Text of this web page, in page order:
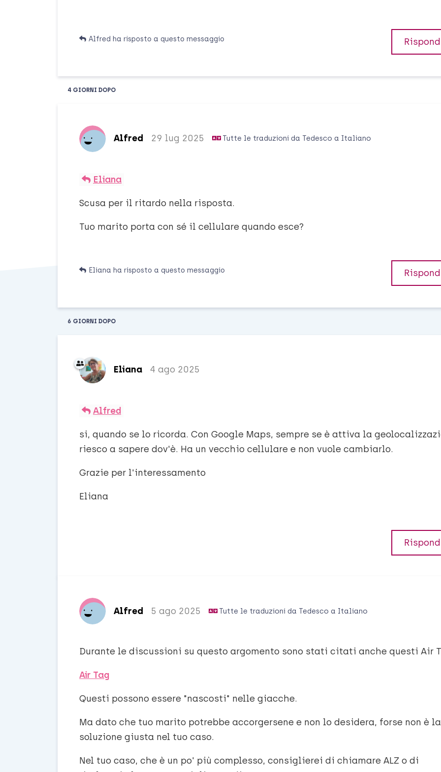
Alfred ha risposto a questo messaggio
4 GIORNI DOPO
Alfred 29 lug 2025 Tutte le traduzioni da Tedesco a Italiano
Eliana
Scusa per il ritardo nella risposta.
Tuo marito porta con sé il cellulare quando esce?
Eliana ha risposto a questo messaggio
6 GIORNI DOPO
Eliana 4 ago 2025
Alfred
si, quando se lo ricorda. Con Google Maps, sempre se è attiva la
riesco a sapere dov'è. Ha un vecchio cellulare e non vuole cambiarlo.
Grazie per l'interessamento
Eliana
Alfred 5 ago 2025 Tutte le traduzioni da Tedesco a Italiano
Durante le discussioni su questo argomento sono stati citati anche questi Air
Air Tag
Questi possono essere "nascosti" nelle giacche.
Ma dato che tuo marito potrebbe accorgersene e non lo desidera, forse non è la
soluzione giusta nel tuo caso.
Nel tuo caso, che è un po' più complesso, consiglierei di chiamare ALZ o di